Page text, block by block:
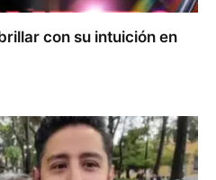
con su intuición en